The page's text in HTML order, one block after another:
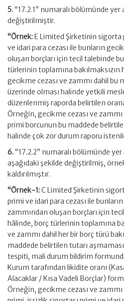
5. “17.2.1” numaralı bölümünde
değiştirilmiştir.
“Örnek:E Limited Şirketinin sigorta
ve idari para cezası ile bunların
oluşan borçları için tecil talebinde
türlerinin toplamına
gecikme cezası ve zammı dahil bu
üzerinde olması halinde yetkili
düzenlenmiş raporda belirtilen
Örneğin, gecikme cezası ve
primi borcunun bu maddede
halinde çok zor durum raporu
6. “17.2.2” numaralı bölümünde
aşağıdaki şekilde değiştirilmiş,
kaldırılmıştır.
“Örnek-1:C Limited Şirketinin
primi ve idari para cezası ile
zammından oluşan borçları için
hâlinde, borç türlerinin toplamına
ve zammı dahil her bir borç türü
maddede belirtilen tutarı
tespiti, mali durum bildirim
Kurum tarafından likidite oranı
Alacaklar / Kısa Vadeli Borçlar)
Örneğin, gecikme cezası ve